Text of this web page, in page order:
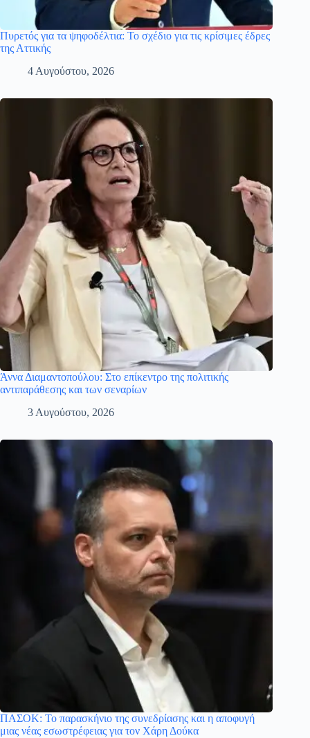
Πυρετός για τα ψηφοδέλτια: Το σχέδιο για τις κρίσιμες έδρες
της Αττικής
4 Αυγούστου, 2026
Άννα Διαμαντοπούλου: Στο επίκεντρο της πολιτικής
αντιπαράθεσης και των σεναρίων
3 Αυγούστου, 2026
ΠΑΣΟΚ: Το παρασκήνιο της συνεδρίασης και η αποφυγή
μιας νέας εσωστρέφειας για τον Χάρη Δούκα